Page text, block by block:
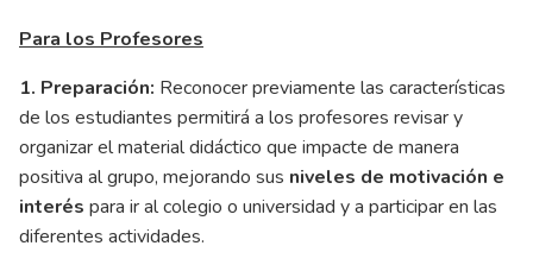
Para los Profesores
1. Preparación: Reconocer previamente las características
de los estudiantes permitirá a los profesores revisar y
organizar el material didáctico que impacte de manera
positiva al grupo, mejorando sus niveles de motivación e
interés para ir al colegio o universidad y a participar en las
diferentes actividades.